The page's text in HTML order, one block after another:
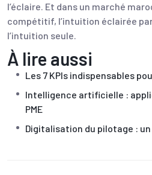
l’éclaire. Et dans un marché
compétitif, l’intuition éclairée
l’intuition seule.
À lire aussi
Les 7 KPIs indispensables
Intelligence artificielle :
PME
Digitalisation du pilotage : un